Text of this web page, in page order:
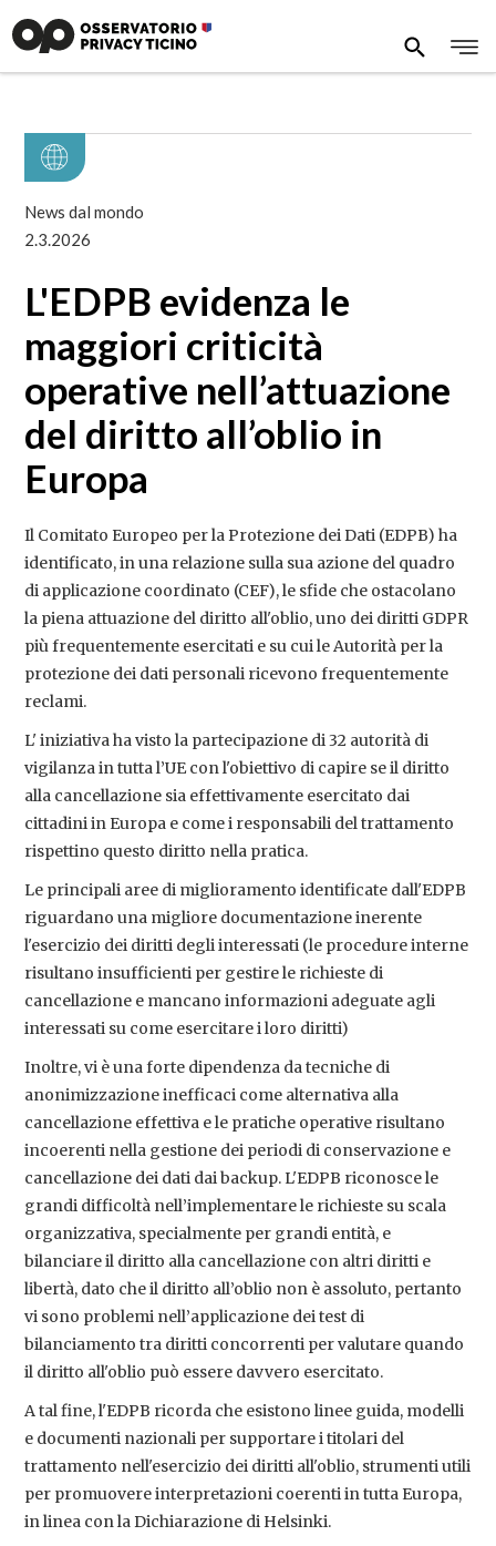
News dal mondo
2.3.2026
L'EDPB evidenza le
maggiori criticità
operative nell’attuazione
del diritto all’oblio in
Europa
Il Comitato Europeo per la Protezione dei Dati (EDPB) ha
identificato, in una relazione sulla sua azione del quadro
di applicazione coordinato (CEF), le sfide che ostacolano
la piena attuazione del diritto all'oblio, uno dei diritti GDPR
più frequentemente esercitati e su cui le Autorità per la
protezione dei dati personali ricevono frequentemente
reclami.
L' iniziativa ha visto la partecipazione di 32 autorità di
vigilanza in tutta l’UE con l'obiettivo di capire se il diritto
alla cancellazione sia effettivamente esercitato dai
cittadini in Europa e come i responsabili del trattamento
rispettino questo diritto nella pratica.
Le principali aree di miglioramento identificate dall'EDPB
riguardano una migliore documentazione inerente
l'esercizio dei diritti degli interessati (le procedure interne
risultano insufficienti per gestire le richieste di
cancellazione e mancano informazioni adeguate agli
interessati su come esercitare i loro diritti)
Inoltre, vi è una forte dipendenza da tecniche di
anonimizzazione inefficaci come alternativa alla
cancellazione effettiva e le pratiche operative risultano
incoerenti nella gestione dei periodi di conservazione e
cancellazione dei dati dai backup. L'EDPB riconosce le
grandi difficoltà nell’implementare le richieste su scala
organizzativa, specialmente per grandi entità, e
bilanciare il diritto alla cancellazione con altri diritti e
libertà, dato che il diritto all’oblio non è assoluto, pertanto
vi sono problemi nell’applicazione dei test di
bilanciamento tra diritti concorrenti per valutare quando
il diritto all'oblio può essere davvero esercitato.
A tal fine, l'EDPB ricorda che esistono linee guida, modelli
e documenti nazionali per supportare i titolari del
trattamento nell'esercizio dei diritti all'oblio, strumenti utili
per promuovere interpretazioni coerenti in tutta Europa,
in linea con la Dichiarazione di Helsinki.